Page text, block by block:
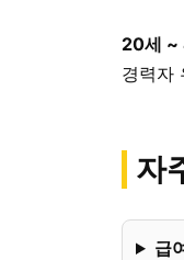
20세 ~
경력자
자
급